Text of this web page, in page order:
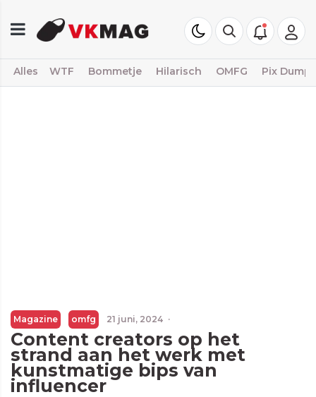
Alles WTF Bommetje Hilarisch OMFG Pix Dump
Magazine omfg 21 juni, 2024 ·
Content creators op het
strand aan het werk met
kunstmatige bips van
influencer